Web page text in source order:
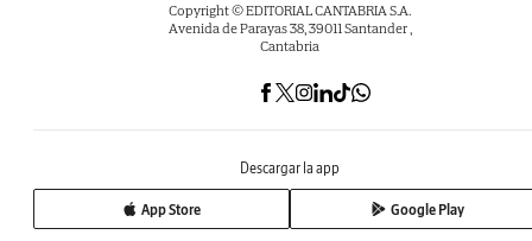
Copyright © EDITORIAL CANTABRIA S.A.
Avenida de Parayas 38, 39011 Santander ,
Cantabria
Descargar la app
App Store Google Play